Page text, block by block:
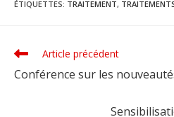
ÉTIQUETTES: TRAITEMENT,
Read
articles
Article précédent
Conférence sur les